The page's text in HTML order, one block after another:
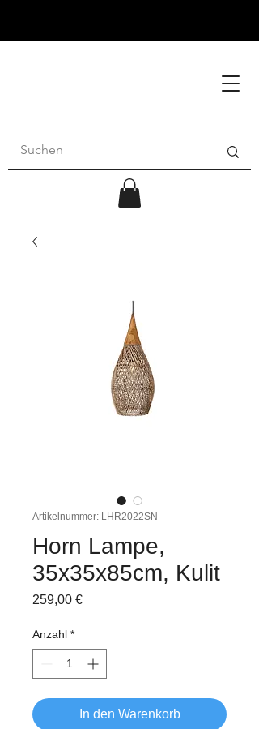
Artikelnummer: LHR2022SN
Horn Lampe,
35x35x85cm, Kulit
259,00 €Preis
Anzahl *
In den Warenkorb